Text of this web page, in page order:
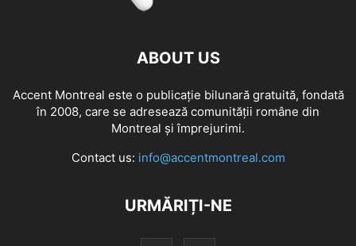
ABOUT US
Accent Montreal este o publicație bilunară gratuită, fondată
în 2008, care se adresează comunităţii române din
Montreal şi împrejurimi.
Contact us: info@accentmontreal.com
URMĂRIȚI-NE